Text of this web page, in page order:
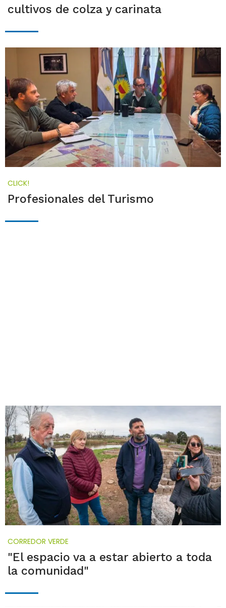
cultivos de colza y carinata
CLICK!
Profesionales del Turismo
CORREDOR VERDE
"El espacio va a estar abierto a toda
la comunidad"